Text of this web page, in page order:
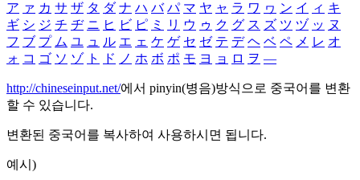
ア ァ カ サ ザ タ ダ ナ ハ バ パ マ ヤ ャ ラ ワ ヮ ン イ ィ キ
ギ シ ジ チ ヂ ニ ヒ ビ ピ ミ リ ウ ゥ ク グ ス ズ ツ ヅ ッ ヌ
フ ブ プ ム ユ ュ ル エ ェ ケ ゲ セ ゼ テ デ ヘ ベ ペ メ レ オ
ォ コ ゴ ソ ゾ ト ド ノ ホ ボ ポ モ ヨ ョ ロ ヲ ―
http://chineseinput.net/에서 pinyin(병음)방식으로 중국어를 변환
할 수 있습니다.
변환된 중국어를 복사하여 사용하시면 됩니다.
예시)